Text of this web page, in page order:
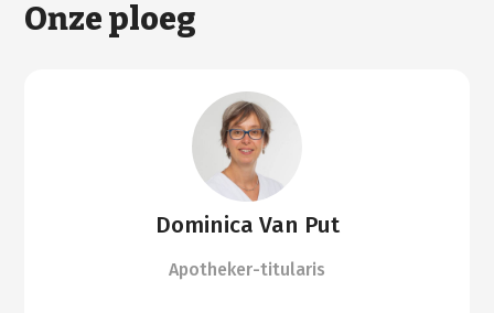
Onze ploeg
Dominica Van Put
Apotheker-titularis